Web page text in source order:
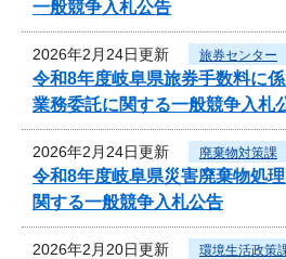
一般競争入札公告
2026年2月24日更新 旅券センター
令和8年度岐阜県旅券手数料に
業務委託に関する一般競争入札
2026年2月24日更新 廃棄物対策課
令和8年度岐阜県災害廃棄物処
関する一般競争入札公告
2026年2月20日更新 環境生活政策